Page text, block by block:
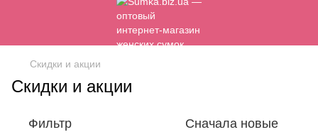
Скидки и акции
Скидки и акции
Фильтр Сначала новые